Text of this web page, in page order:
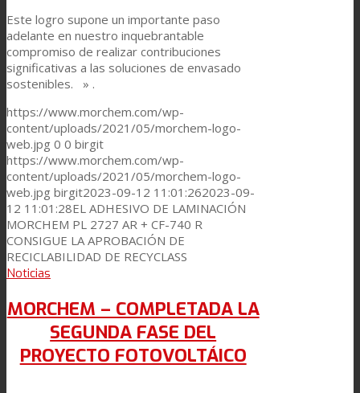
Este logro supone un importante paso
adelante en nuestro inquebrantable
compromiso de realizar contribuciones
significativas a las soluciones de envasado
sostenibles. » .
https://www.morchem.com/wp-
content/uploads/2021/05/morchem-logo-
web.jpg 0 0 birgit
https://www.morchem.com/wp-
content/uploads/2021/05/morchem-logo-
web.jpg birgit2023-09-12 11:01:262023-09-
12 11:01:28EL ADHESIVO DE LAMINACIÓN
MORCHEM PL 2727 AR + CF-740 R
CONSIGUE LA APROBACIÓN DE
RECICLABILIDAD DE RECYCLASS
Noticias
MORCHEM – COMPLETADA LA
SEGUNDA FASE DEL
PROYECTO FOTOVOLTÁICO